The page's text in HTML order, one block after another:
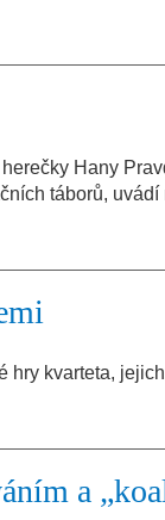
Hany
táborů, uvádí
hry kvarteta,
a